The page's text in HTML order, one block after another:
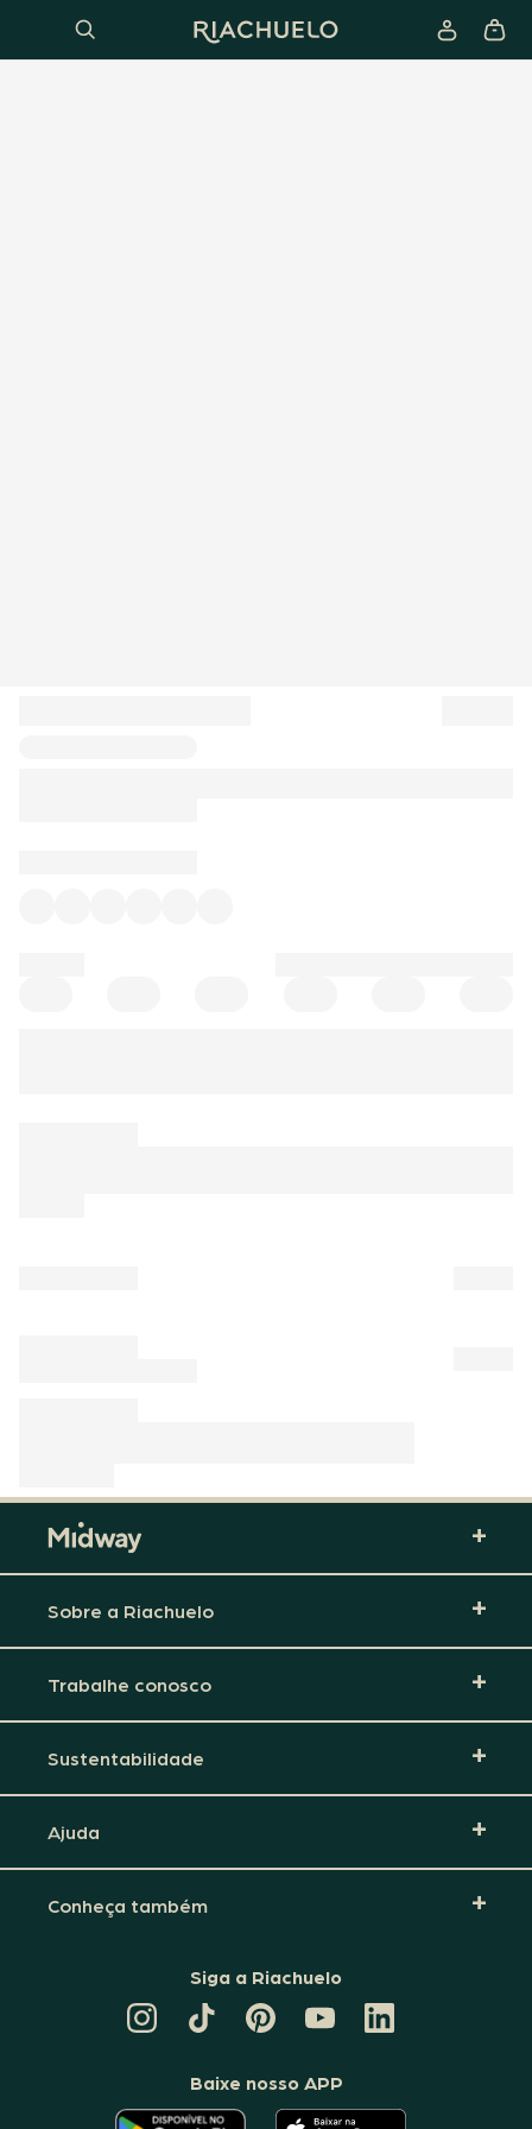
Sobre a Riachuelo
Trabalhe conosco
Sustentabilidade
Ajuda
Conheça também
Siga a Riachuelo
TIKTOK
DA
PINTEREST
DA
CANAL
DA
RIACHUELO
LINKEDIN
DA
Baixe nosso APP
O O